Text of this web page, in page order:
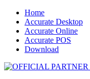
Home
Accurate Desktop
Accurate Online
Accurate POS
Download